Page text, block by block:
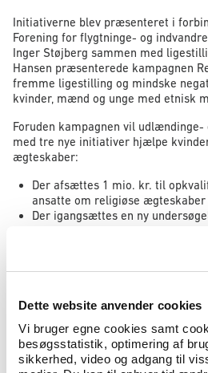
Dette website anvender cookies
Vi bruger egne cookies samt
besøgsstatistik, optimering af
sikkerhed, video og adgang til
Initiativerne blev præsenteret i
Forening for flygtninge- og
Inger Støjberg sammen med
Hansen præsenterede kampagnen
fremme ligestilling og mindske
kvinder, mænd og unge med etnisk
Foruden kampagnen vil
med tre nye initiativer hjælpe
ægteskaber:
Der afsættes 1 mio. kr. til
ansatte om religiøse ægteskaber
Der igangsættes en ny
Der igangsættes i forlængelse af
til ligestilling en særskilt
dansk ret.
Udlændinge- og
de nye initiativer: